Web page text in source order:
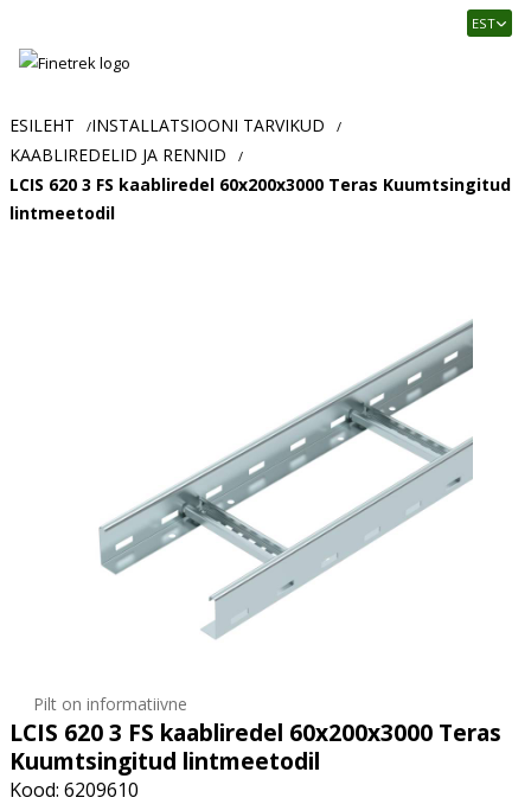
Usaldusväärne
ja
tööstusautomaatika
pood
EST
ESILEHT /INSTALLATSIOONI TARVIKUD /
KAABLIREDELID JA RENNID /
LCIS 620 3 FS kaabliredel 60x200x3000 Teras Kuumtsingitud
lintmeetodil
Pilt on informatiivne
LCIS 620 3 FS kaabliredel 60x200x3000 Teras
Kuumtsingitud lintmeetodil
Kood: 6209610